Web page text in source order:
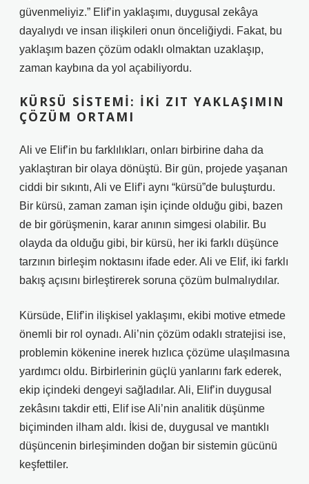
güvenmeliyiz.” Elif’in yaklaşımı, duygusal zekâya
dayalıydı ve insan ilişkileri onun önceliğiydi. Fakat, bu
yaklaşım bazen çözüm odaklı olmaktan uzaklaşıp,
zaman kaybına da yol açabiliyordu.
KÜRSÜ SISTEMI: İKI ZIT YAKLAŞIMIN
ÇÖZÜM ORTAMI
Ali ve Elif’in bu farklılıkları, onları birbirine daha da
yaklaştıran bir olaya dönüştü. Bir gün, projede yaşanan
ciddi bir sıkıntı, Ali ve Elif’i aynı “kürsü”de buluşturdu.
Bir kürsü, zaman zaman işin içinde olduğu gibi, bazen
de bir görüşmenin, karar anının simgesi olabilir. Bu
olayda da olduğu gibi, bir kürsü, her iki farklı düşünce
tarzının birleşim noktasını ifade eder. Ali ve Elif, iki farklı
bakış açısını birleştirerek soruna çözüm bulmalıydılar.
Kürsüde, Elif’in ilişkisel yaklaşımı, ekibi motive etmede
önemli bir rol oynadı. Ali’nin çözüm odaklı stratejisi ise,
problemin kökenine inerek hızlıca çözüme ulaşılmasına
yardımcı oldu. Birbirlerinin güçlü yanlarını fark ederek,
ekip içindeki dengeyi sağladılar. Ali, Elif’in duygusal
zekâsını takdir etti, Elif ise Ali’nin analitik düşünme
biçiminden ilham aldı. İkisi de, duygusal ve mantıklı
düşüncenin birleşiminden doğan bir sistemin gücünü
keşfettiler.